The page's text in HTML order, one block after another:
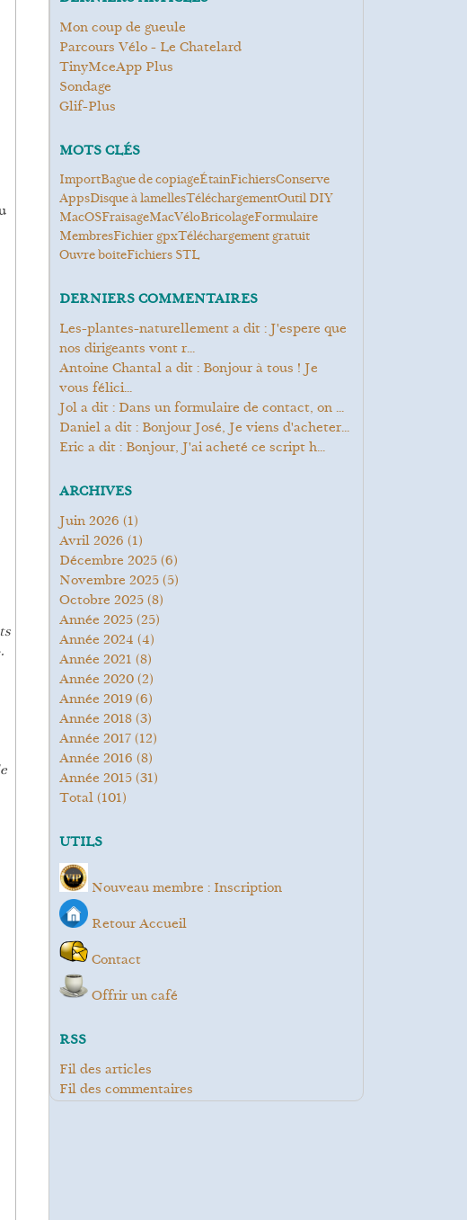
Mon coup de gueule
Parcours Vélo - Le Chatelard
TinyMceApp Plus
Sondage
Glif-Plus
MOTS CLÉS
Import bague de copiage étain Fichiers conserve
Apps Disque à lamelles Téléchargement Outil DIY
MacOS Fraisage Mac Vélo Bricolage Formulaire
Membres Fichier gpx Téléchargement gratuit
ouvre boite Fichiers STL
DERNIERS COMMENTAIRES
les-plantes-naturellement a dit : J'espere que
nos dirigeants vont r...
Antoine Chantal a dit : Bonjour à tous ! Je
vous félici...
Jol a dit : Dans un formulaire de contact, on ...
Daniel a dit : Bonjour José, Je viens d'acheter...
Eric a dit : Bonjour, J'ai acheté ce script h...
ARCHIVES
juin 2026 (1)
avril 2026 (1)
décembre 2025(6)
novembre 2025(5)
octobre 2025(8)
année 2025(25)
année 2024 (4)
année 2021 (8)
année 2020(2)
année 2019(6)
année 2018(3)
année 2017(12)
année 2016 (8)
année 2015(31)
total(101)
UTILS
Nouveau membre : Inscription
Retour Accueil
Contact
Offrir un café
RSS
Fil des articles
Fil des commentaires